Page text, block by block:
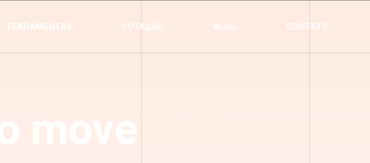
FERRAMENTAS COTAÇÃO BLOG CONTATO
move